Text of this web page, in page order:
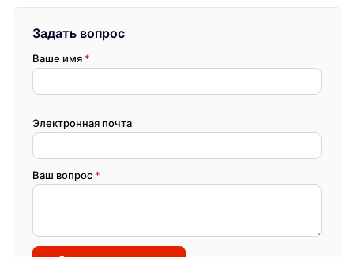
Задать вопрос
Ваше имя *
Электронная почта
Ваш вопрос *